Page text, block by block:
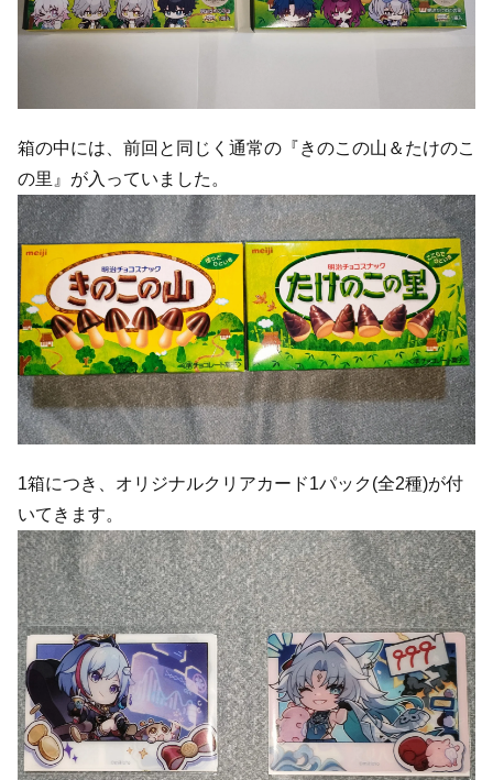
箱の中には、前回と同じく通常の『きのこの山＆たけのこ
の里』が入っていました。
1箱につき、オリジナルクリアカード1パック(全2種)が付
いてきます。